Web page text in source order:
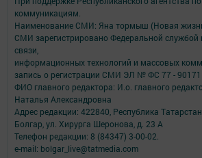
коммуникациям.
Наименование СМИ: Яна тормыш (Новая
СМИ зарегистрировано Федеральной службой
связи,
информационных технологий и массовых
запись о регистрации СМИ ЭЛ № ФС 77 - 90171
ФИО главного редактора: И.о. главного
Наталья Александровна
Адрес редакции: 422840, Республика
Болгар, ул. Хирурга Шеронова, д. 23 А
Телефон редакции: 8 (84347) 3-00-02.
e-mail: bolgar_live@tatmedia.com